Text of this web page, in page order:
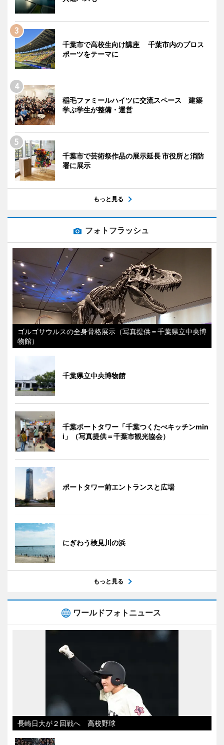
千葉市で高校生向け講座 千葉市内のプロス
ポーツをテーマに
稲毛ファミールハイツに交流スペース 建築
学ぶ学生が整備・運営
千葉市で芸術祭作品の展示延長 市役所と消防
署に展示
もっと見る
フォトフラッシュ
ゴルゴサウルスの全身骨格展示（写真提供＝千葉県立中央博
物館）
千葉県立中央博物館
千葉ポートタワー「千葉つくたべキッチンmin
i」（写真提供＝千葉市観光協会）
ポートタワー前エントランスと広場
にぎわう検見川の浜
もっと見る
ワールドフォトニュース
長崎日大が２回戦へ 高校野球